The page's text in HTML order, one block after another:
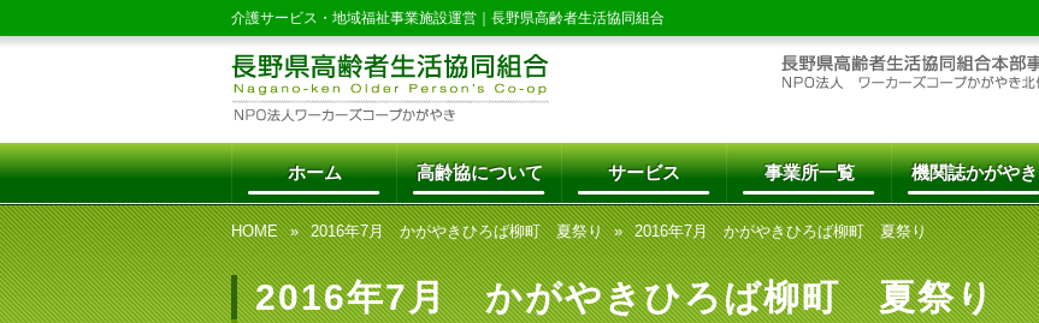
介護サービス・地域福祉事業施設運営｜ 長野県高齢者生活協同組合
ホーム 高齢協について サービス 事業所一覧 機関誌かがやき
HOME 2016年7月 かがやきひろば柳町 夏祭り 2016年7月 かがやきひろば柳町 夏祭り
2016年7月 かがやきひろば柳町 夏祭り